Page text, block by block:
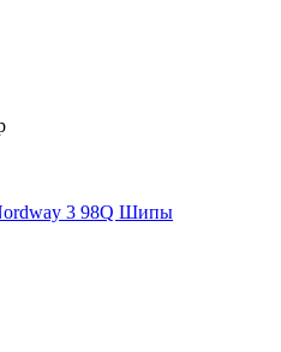
3 98Q Шипы